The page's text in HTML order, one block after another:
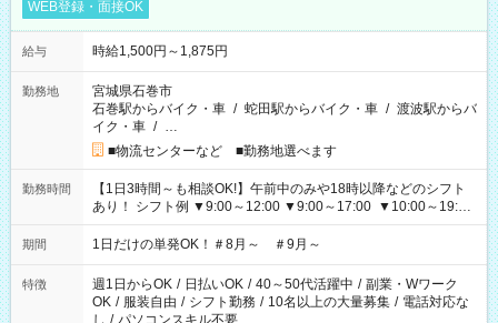
WEB登録・面接OK
給与 時給1,500円～1,875円
勤務地
宮城県石巻市
石巻駅からバイク・車 / 蛇田駅からバイク・車 / 渡波駅からバ
イク・車 / …
■物流センターなど ■勤務地選べます
勤務時間
【1日3時間～も相談OK!】午前中のみや18時以降などのシフト
あり！ シフト例 ▼9:00～12:00 ▼9:00～17:00 ▼10:00～19:00
▼18:00～21:00
期間 1日だけの単発OK！＃8月～ ＃9月～
特徴 週1日からOK / 日払いOK / 40～50代活躍中 / 副業・Wワーク
OK / 服装自由 / シフト勤務 / 10名以上の大量募集 / 電話対応な
し / パソコンスキル不要